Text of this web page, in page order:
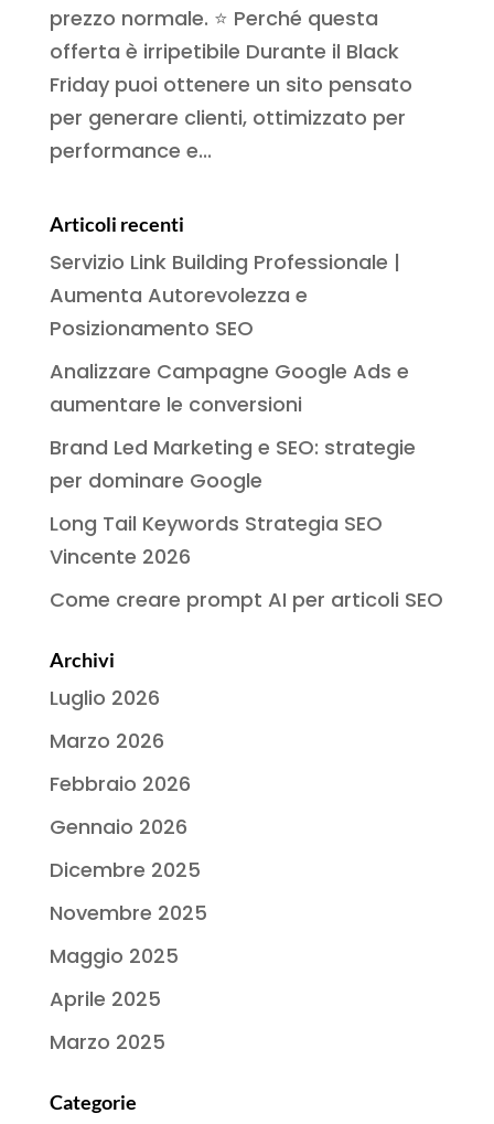
prezzo normale. ⭐ Perché questa
offerta è irripetibile Durante il Black
Friday puoi ottenere un sito pensato
per generare clienti, ottimizzato per
performance e...
Articoli recenti
Servizio Link Building Professionale |
Aumenta Autorevolezza e
Posizionamento SEO
Analizzare Campagne Google Ads e
aumentare le conversioni
Brand Led Marketing e SEO: strategie
per dominare Google
Long Tail Keywords Strategia SEO
Vincente 2026
Come creare prompt AI per articoli SEO
Archivi
Luglio 2026
Marzo 2026
Febbraio 2026
Gennaio 2026
Dicembre 2025
Novembre 2025
Maggio 2025
Aprile 2025
Marzo 2025
Categorie